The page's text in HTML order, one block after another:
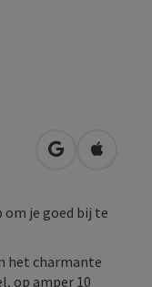
Openen in
om je goed bij te
het charmante
op amper 10